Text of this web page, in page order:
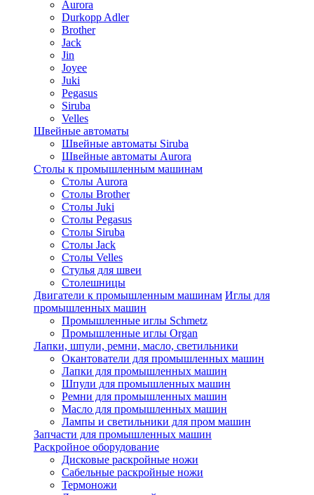
Aurora
Durkopp Adler
Brother
Jack
Jin
Joyee
Juki
Pegasus
Siruba
Velles
Швейные автоматы
Швейные автоматы Siruba
Швейные автоматы Aurora
Столы к промышленным машинам
Столы Aurora
Столы Brother
Столы Juki
Столы Pegasus
Столы Siruba
Столы Jack
Столы Velles
Стулья для швеи
Столешницы
Двигатели к промышленным машинам Иглы для
промышленных машин
Промышленные иглы Schmetz
Промышленные иглы Organ
Лапки, шпули, ремни, масло, светильники
Окантователи для промышленных машин
Лапки для промышленных машин
Шпули для промышленных машин
Ремни для промышленных машин
Масло для промышленных машин
Лампы и светильники для пром машин
Запчасти для промышленных машин
Раскройное оборудование
Дисковые раскройные ножи
Сабельные раскройные ножи
Термоножи